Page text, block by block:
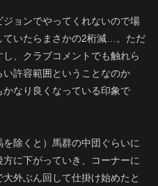
ョンでやってくれないので場
ていたらまさかの2桁減…。ただ
、クラブコメントでも触れら
許容範囲ということなのか
なり良くなっている印象で
除くと）馬群の中団ぐらいに
に下がっていき、コーナーに
外ぶん回して仕掛け始めたと